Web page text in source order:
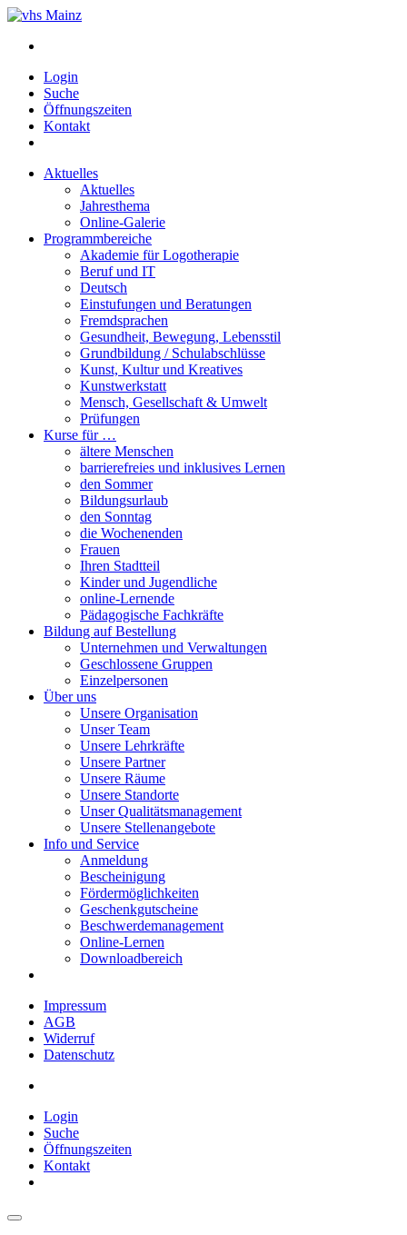
Login
Suche
Öffnungszeiten
Kontakt
Aktuelles
Aktuelles
Jahresthema
Online-Galerie
Programmbereiche
Akademie für Logotherapie
Beruf und IT
Deutsch
Einstufungen und Beratungen
Fremdsprachen
Gesundheit, Bewegung, Lebensstil
Grundbildung / Schulabschlüsse
Kunst, Kultur und Kreatives
Kunstwerkstatt
Mensch, Gesellschaft & Umwelt
Prüfungen
Kurse für …
ältere Menschen
barrierefreies und inklusives Lernen
den Sommer
Bildungsurlaub
den Sonntag
die Wochenenden
Frauen
Ihren Stadtteil
Kinder und Jugendliche
online-Lernende
Pädagogische Fachkräfte
Bildung auf Bestellung
Unternehmen und Verwaltungen
Geschlossene Gruppen
Einzelpersonen
Über uns
Unsere Organisation
Unser Team
Unsere Lehrkräfte
Unsere Partner
Unsere Räume
Unsere Standorte
Unser Qualitätsmanagement
Unsere Stellenangebote
Info und Service
Anmeldung
Bescheinigung
Fördermöglichkeiten
Geschenkgutscheine
Beschwerdemanagement
Online-Lernen
Downloadbereich
Impressum
AGB
Widerruf
Datenschutz
Login
Suche
Öffnungszeiten
Kontakt